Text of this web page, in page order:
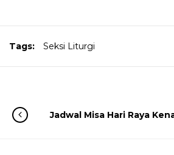
Tags: Seksi Liturgi
Jadwal Misa Hari Raya